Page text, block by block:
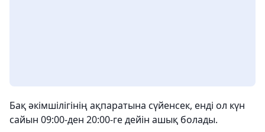
Бақ әкімшілігінің ақпаратына сүйенсек, енді ол күн
сайын 09:00-ден 20:00-ге дейін ашық болады.